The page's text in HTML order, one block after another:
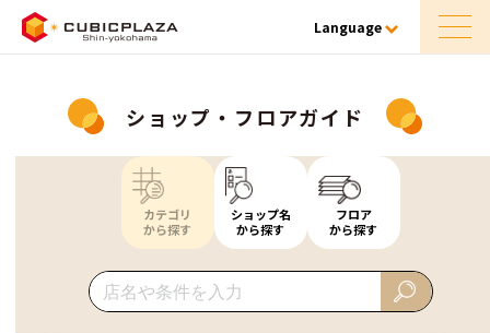
Language
ショップ・フロアガイド
カテゴリ
から探す
ショップ名
から探す
フロア
から探す